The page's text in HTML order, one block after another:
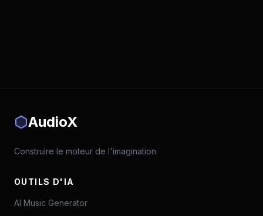
AudioX
Construire le moteur de l'imagination.
OUTILS D'IA
AI Music Generator